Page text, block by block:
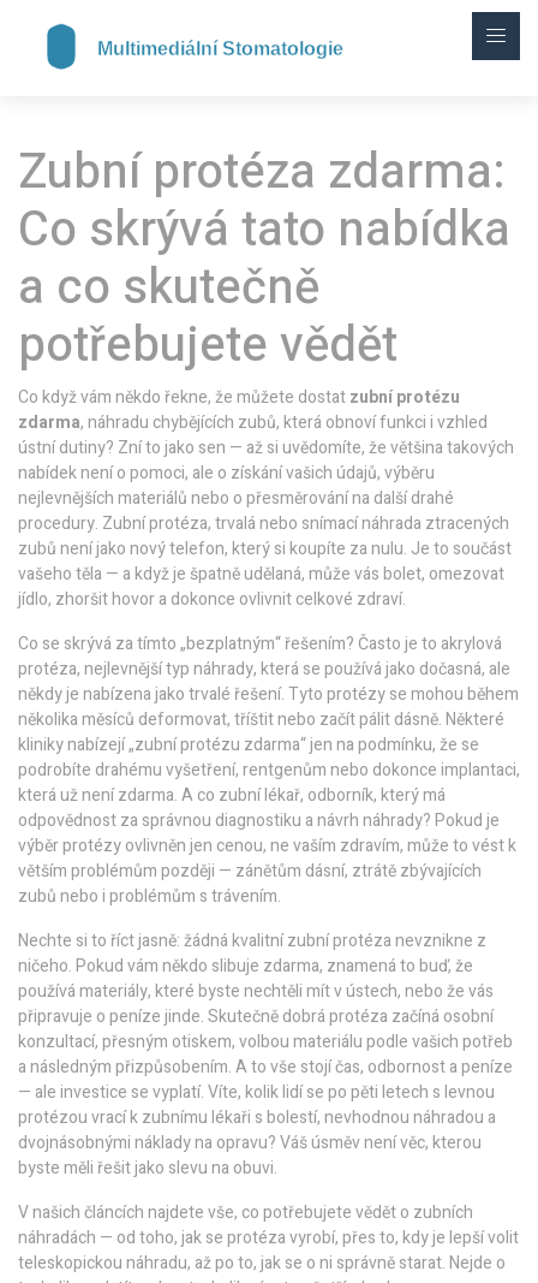
Zubní protéza zdarma:
Co skrývá tato nabídka
a co skutečně
potřebujete vědět
Co když vám někdo řekne, že můžete dostatzubní protézu
zdarma,náhradu chybějících zubů, která obnoví funkci i vzhled
ústní dutiny? Zní to jako sen — až si uvědomíte, že většina takových
nabídek není o pomoci, ale o získání vašich údajů, výběru
nejlevnějších materiálů nebo o přesměrování na další drahé
procedury. Zubní protéza,trvalá nebo snímací náhrada ztracených
zubůnení jako nový telefon, který si koupíte za nulu. Je to součást
vašeho těla — a když je špatně udělaná, může vás bolet, omezovat
jídlo, zhoršit hovor a dokonce ovlivnit celkové zdraví.
Co se skrývá za tímto „bezplatným“ řešením? Často je to akrylová
protéza,nejlevnější typ náhrady, která se používá jako dočasná, ale
někdy je nabízena jako trvalé řešení. Tyto protézy se mohou během
několika měsíců deformovat, tříštit nebo začít pálit dásně. Některé
kliniky nabízejí „zubní protézu zdarma“ jen na podmínku, že se
podrobíte drahému vyšetření, rentgenům nebo dokonce implantaci,
která už není zdarma. A co zubní lékař, odborník, který má
odpovědnost za správnou diagnostiku a návrh náhrady? Pokud je
výběr protézy ovlivněn jen cenou, ne vaším zdravím, může to vést k
větším problémům později — zánětům dásní, ztrátě zbývajících
zubů nebo i problémům s trávením.
Nechte si to říct jasně: žádná kvalitní zubní protéza nevznikne z
ničeho. Pokud vám někdo slibuje zdarma, znamená to buď, že
používá materiály, které byste nechtěli mít v ústech, nebo že vás
připravuje o peníze jinde. Skutečně dobrá protéza začíná osobní
konzultací, přesným otiskem, volbou materiálu podle vašich potřeb
a následným přizpůsobením. A to vše stojí čas, odbornost a peníze
— ale investice se vyplatí. Víte, kolik lidí se po pěti letech s levnou
protézou vrací k zubnímu lékaři s bolestí, nevhodnou náhradou a
dvojnásobnými náklady na opravu? Váš úsměv není věc, kterou
byste měli řešit jako slevu na obuvi.
V našich článcích najdete vše, co potřebujete vědět o zubních
náhradách — od toho, jak se protéza vyrobí, přes to, kdy je lepší volit
teleskopickou náhradu, až po to, jak se o ni správně starat. Nejde o